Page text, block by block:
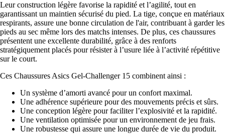
Leur construction légère favorise la rapidité et l’agilité, tout en
garantissant un maintien sécurisé du pied. La tige, conçue en matériaux
respirants, assure une bonne circulation de l'air, contribuant à garder les
pieds au sec même lors des matchs intenses. De plus, ces chaussures
présentent une excellente durabilité, grâce à des renforts
stratégiquement placés pour résister à l’usure liée à l’activité répétitive
sur le court.
Ces Chaussures Asics Gel-Challenger 15 combinent ainsi :
Un système d’amorti avancé pour un confort maximal.
Une adhérence supérieure pour des mouvements précis et sûrs.
Une conception légère pour faciliter l’explosivité et la rapidité.
Une ventilation optimisée pour un environnement de jeu frais.
Une robustesse qui assure une longue durée de vie du produit.